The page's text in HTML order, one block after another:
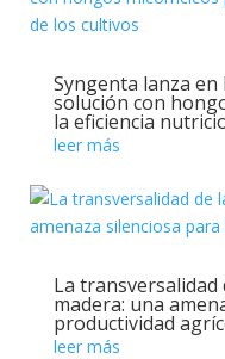
Syngenta lanza
solución con
la eficiencia
leer más
La transversalidad
madera: una
productividad
leer más